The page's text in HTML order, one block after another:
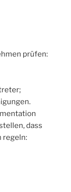
prüfen:
dass
regeln: